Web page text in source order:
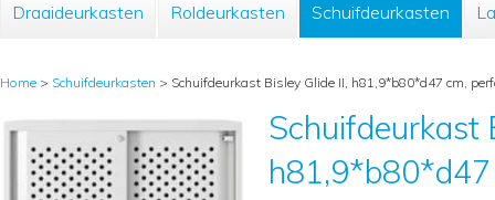
Draaideurkasten Roldeurkasten Schuifdeurkasten
Home > Schuifdeurkasten > Schuifdeurkast Bisley Glide II, h81,9*b80*d47 cm,
Schuifdeurkast